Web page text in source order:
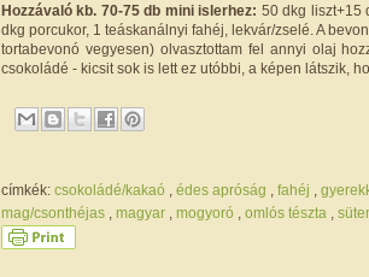
Hozzávaló kb. 70-75 db mini islerhez: 50 dkg liszt+15
dkg porcukor, 1 teáskanálnyi fahéj, lekvár/zselé. A
tortabevonó vegyesen) olvasztottam fel annyi olaj
csokoládé - kicsit sok is lett ez utóbbi, a képen látszik,
címkék: csokoládé/kakaó édes apróság fahéj
mag/csonthéjas
magyar mogyoró omlós tészta